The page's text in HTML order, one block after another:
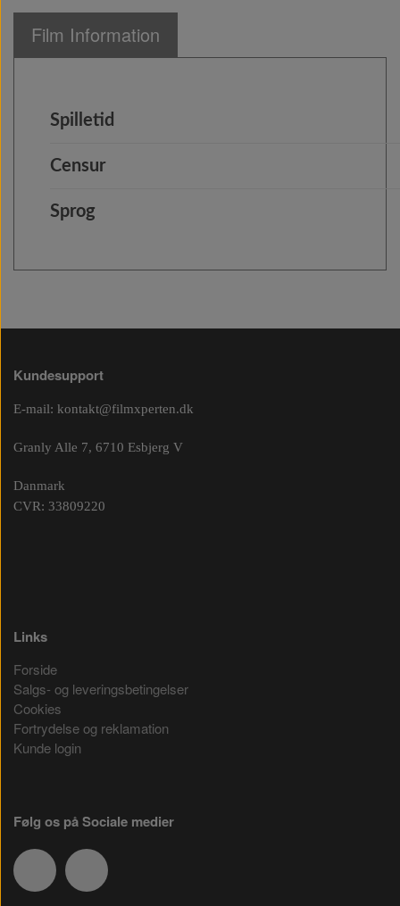
Film Information
Spilletid
Censur
Sprog
Kundesupport
E-mail: kontakt@filmxperten.dk
Granly Alle 7, 6710 Esbjerg V
Danmark
CVR: 33809220
Links
Forside
Salgs- og leveringsbetingelser
Cookies
Fortrydelse og reklamation
Kunde login
Følg os på Sociale medier